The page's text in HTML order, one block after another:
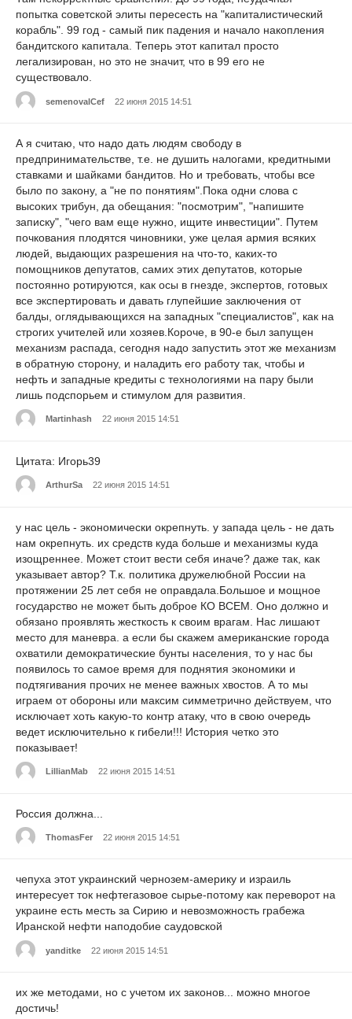
попытка советской элиты пересесть на "капиталистический
корабль". 99 год - самый пик падения и начало накопления
бандитского капитала. Теперь этот капитал просто
легализирован, но это не значит, что в 99 его не
существовало.
semenovalCef 22 июня 2015 14:51
А я считаю, что надо дать людям свободу в
предпринимательстве, т.е. не душить налогами, кредитными
ставками и шайками бандитов. Но и требовать, чтобы все
было по закону, а "не по понятиям".Пока одни слова с
высоких трибун, да обещания: "посмотрим", "напишите
записку", "чего вам еще нужно, ищите инвестиции". Путем
почкования плодятся чиновники, уже целая армия всяких
людей, выдающих разрешения на что-то, каких-то
помощников депутатов, самих этих депутатов, которые
постоянно ротируются, как осы в гнезде, экспертов, готовых
все экспертировать и давать глупейшие заключения от
балды, оглядывающихся на западных "специалистов", как на
строгих учителей или хозяев.Короче, в 90-е был запущен
механизм распада, сегодня надо запустить этот же механизм
в обратную сторону, и наладить его работу так, чтобы и
нефть и западные кредиты с технологиями на пару были
лишь подспорьем и стимулом для развития.
Martinhash 22 июня 2015 14:51
Цитата: Игорь39
ArthurSa 22 июня 2015 14:51
у нас цель - экономически окрепнуть. у запада цель - не дать
нам окрепнуть. их средств куда больше и механизмы куда
изощреннее. Может стоит вести себя иначе? даже так, как
указывает автор? Т.к. политика дружелюбной России на
протяжении 25 лет себя не оправдала.Большое и мощное
государство не может быть доброе КО ВСЕМ. Оно должно и
обязано проявлять жесткость к своим врагам. Нас лишают
место для маневра. а если бы скажем американские города
охватили демократические бунты населения, то у нас бы
появилось то самое время для поднятия экономики и
подтягивания прочих не менее важных хвостов. А то мы
играем от обороны или максим симметрично действуем, что
исключает хоть какую-то контр атаку, что в свою очередь
ведет исключительно к гибели!!! История четко это
показывает!
LillianMab 22 июня 2015 14:51
Россия должна...
ThomasFer 22 июня 2015 14:51
чепуха этот украинский чернозем-америку и израиль
интересует ток нефтегазовое сырье-потому как переворот на
украине есть месть за Сирию и невозможность грабежа
Иранской нефти наподобие саудовской
yanditke 22 июня 2015 14:51
их же методами, но с учетом их законов... можно многое
достичь!